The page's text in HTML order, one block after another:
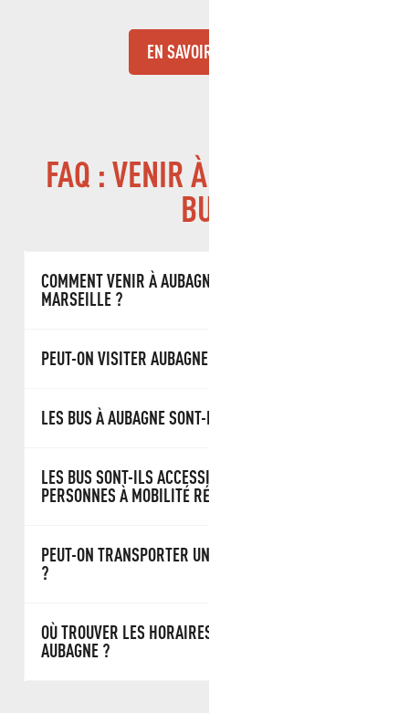
EN SAVOIR PLUS
FAQ : VENIR À AUBAGNE EN
BUS
COMMENT VENIR À AUBAGNE EN BUS DEPUIS
MARSEILLE ?
PEUT-ON VISITER AUBAGNE SANS VOITURE ?
LES BUS À AUBAGNE SONT-ILS GRATUITS ?
LES BUS SONT-ILS ACCESSIBLES AUX
PERSONNES À MOBILITÉ RÉDUITE ?
PEUT-ON TRANSPORTER UN VÉLO DANS LE BUS
?
OÙ TROUVER LES HORAIRES DES BUS POUR
AUBAGNE ?